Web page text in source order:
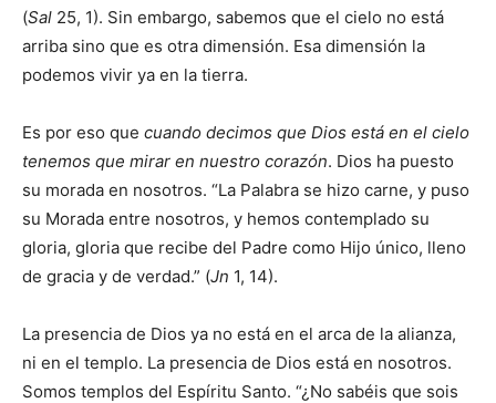
(Sal 25, 1). Sin embargo, sabemos que el cielo no está
arriba sino que es otra dimensión. Esa dimensión la
podemos vivir ya en la tierra.
Es por eso que cuando decimos que Dios está en el cielo
tenemos que mirar en nuestro corazón. Dios ha puesto
su morada en nosotros. “La Palabra se hizo carne, y puso
su Morada entre nosotros, y hemos contemplado su
gloria, gloria que recibe del Padre como Hijo único, lleno
de gracia y de verdad.” (Jn 1, 14).
La presencia de Dios ya no está en el arca de la alianza,
ni en el templo. La presencia de Dios está en nosotros.
Somos templos del Espíritu Santo. “¿No sabéis que sois